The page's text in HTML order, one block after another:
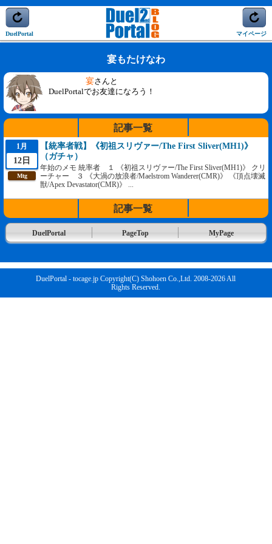
DuelPortal マイページ
宴もたけなわ
宴さんと
DuelPortalでお友達になろう！
記事一覧
1月
12日
Mtg
【統率者戦】《初祖スリヴァー/The First Sliver(MH1)》
（ガチャ）
年始のメモ 統率者 １ 《初祖スリヴァー/The First Sliver(MH1)》 クリ
ーチャー ３ 《大渦の放浪者/Maelstrom Wanderer(CMR)》 《頂点壊滅
獣/Apex Devastator(CMR)》 ...
記事一覧
DuelPortal PageTop MyPage
DuelPortal - tocage.jp Copyright(C) Shohoen Co.,Ltd. 2008-2026 All
Rights Reserved.